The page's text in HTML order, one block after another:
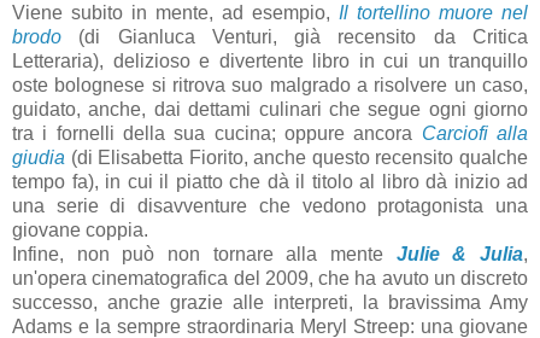
Viene subito in mente, ad esempio, Il tortellino muore nel
brodo (di Gianluca Venturi, già recensito da Critica
Letteraria), delizioso e divertente libro in cui un tranquillo
oste bolognese si ritrova suo malgrado a risolvere un caso,
guidato, anche, dai dettami culinari che segue ogni giorno
tra i fornelli della sua cucina; oppure ancora Carciofi alla
giudia (di Elisabetta Fiorito, anche questo recensito qualche
tempo fa), in cui il piatto che dà il titolo al libro dà inizio ad
una serie di disavventure che vedono protagonista una
giovane coppia.
Infine, non può non tornare alla mente Julie & Julia,
un'opera cinematografica del 2009, che ha avuto un discreto
successo, anche grazie alle interpreti, la bravissima Amy
Adams e la sempre straordinaria Meryl Streep: una giovane